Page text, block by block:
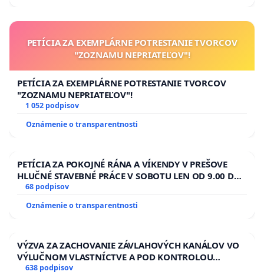
PETÍCIA ZA EXEMPLÁRNE POTRESTANIE TVORCOV
"ZOZNAMU NEPRIATEĽOV"!
PETÍCIA ZA EXEMPLÁRNE POTRESTANIE TVORCOV
"ZOZNAMU NEPRIATEĽOV"!
1 052 podpisov
Oznámenie o transparentnosti
PETÍCIA ZA POKOJNÉ RÁNA A VÍKENDY V PREŠOVE
HLUČNÉ STAVEBNÉ PRÁCE V SOBOTU LEN OD 9.00 DO
13.00 HOD., CEZ PRACOVNÝ TÝŽDEŇ CIEĽ 8.00 – 18.00
ĎUMBIERSKEJ/MAGU
68 podpisov
Oznámenie o transparentnosti
VÝZVA ZA ZACHOVANIE ZÁVLAHOVÝCH KANÁLOV VO
VÝLUČNOM VLASTNÍCTVE A POD KONTROLOU
SLOVENSKEJ REPUBLIKY & žiadosť na riešenie
638 podpisov